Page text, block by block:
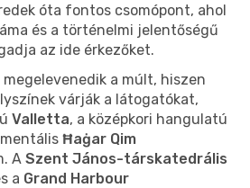
óta fontos csomópont, ahol
és a történelmi jelentőségű
az ide érkezőket.
a múlt, hiszen
várják a látogatókat,
Valletta, a középkori hangulatú
Ħaġar Qim
A Szent János-társkatedrális
a Grand Harbour